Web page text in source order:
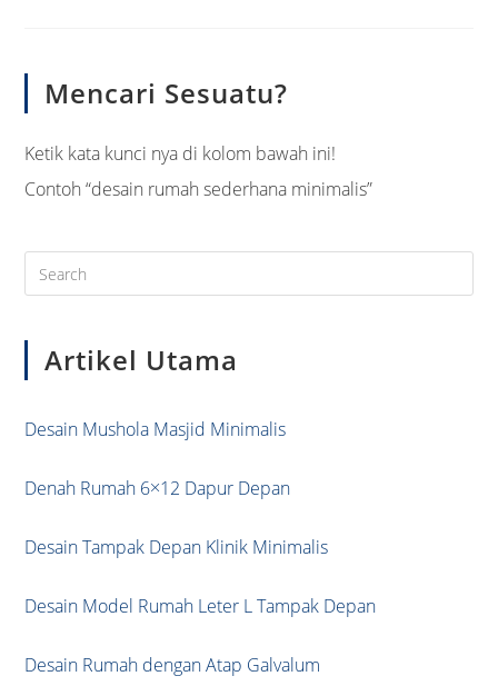
Mencari Sesuatu?
Ketik kata kunci nya di kolom bawah ini!
Contoh “desain rumah sederhana minimalis”
Artikel Utama
Desain Mushola Masjid Minimalis
Denah Rumah 6×12 Dapur Depan
Desain Tampak Depan Klinik Minimalis
Desain Model Rumah Leter L Tampak Depan
Desain Rumah dengan Atap Galvalum